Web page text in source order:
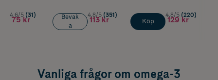
4.6/5 (31)
75 kr
Bevak
a
4.8/5 (351)
113 kr Köp
4.8/5 (220)
129 kr
Vanliga frågor om omega-3